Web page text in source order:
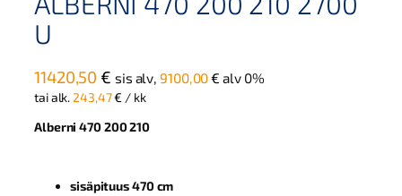
U
11420,50 € sis alv,9100,00€ alv 0%
tai alk. 243,47€ / kk
Alberni 470 200 210
sisäpituus 470 cm